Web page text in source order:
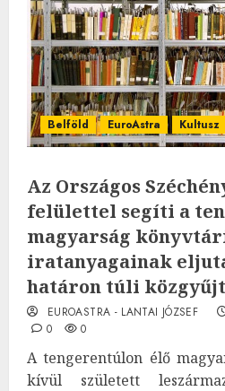
Belföld EuroAstra Kultusz
Az Országos
felülettel segíti a
magyarság
iratanyagainak
határon túli
EUROASTRA - LANTAI JÓZSEF
0
0
A tengerentúlon élő
kívül született